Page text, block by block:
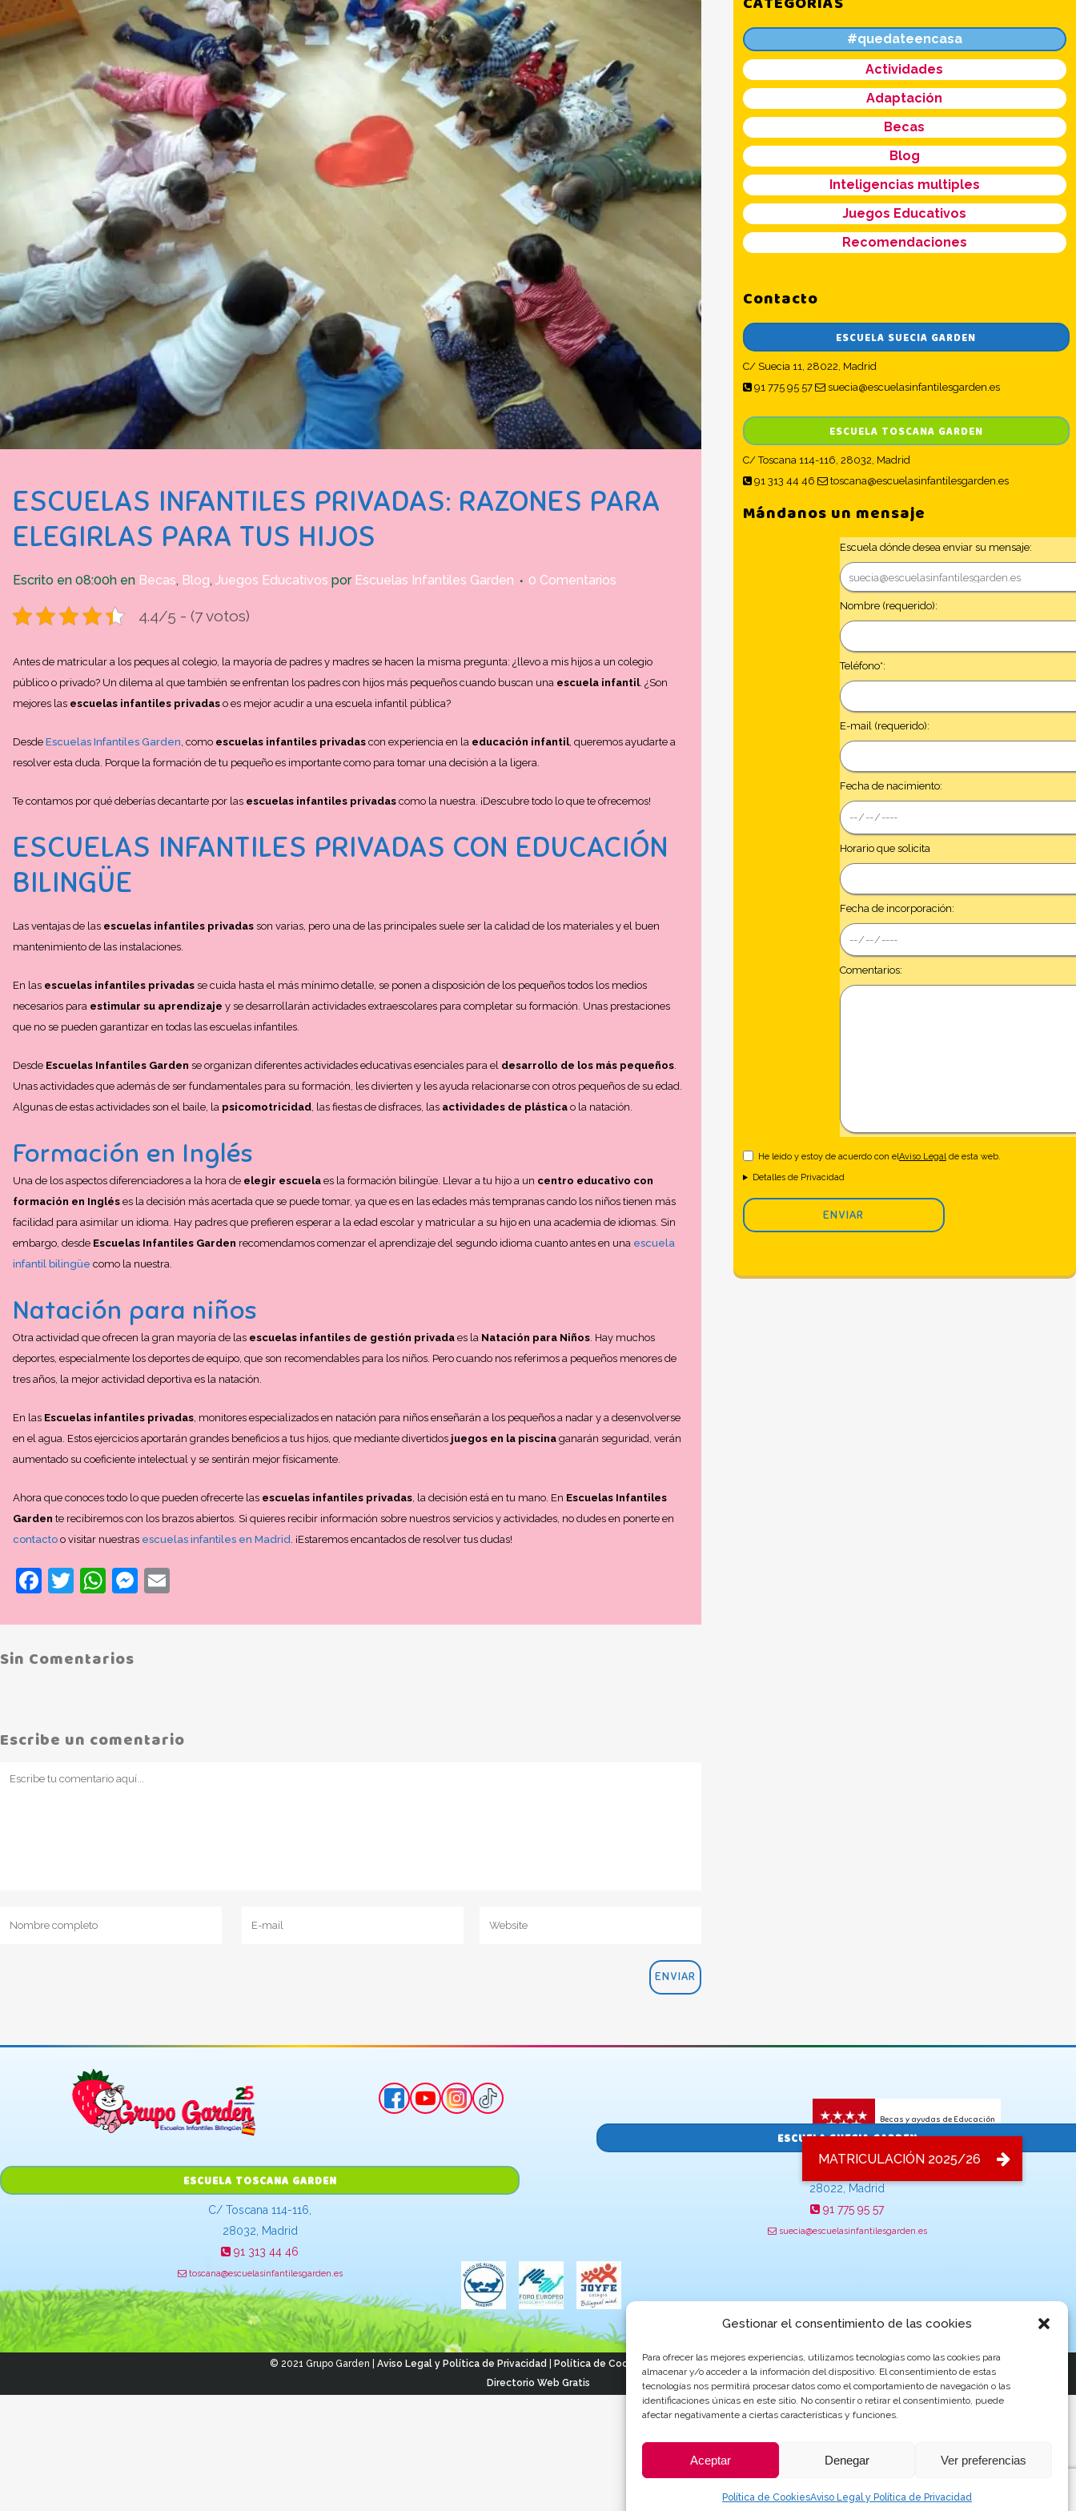
Gestionar el consentimiento de las cookies
Para ofrecer las mejores experiencias, utilizamos tecnologías como las cookies para
almacenar y/o acceder a la información del dispositivo. El consentimiento de estas
tecnologías nos permitirá procesar datos como el comportamiento de navegación o las
identificaciones únicas en este sitio. No consentir o retirar el consentimiento, puede
afectar negativamente a ciertas características y funciones.
Aceptar Denegar Ver preferencias
Política de CookiesAviso Legal y Política de Privacidad
ESCUELAS INFANTILES PRIVADAS: RAZONES PARA
ELEGIRLAS PARA TUS HIJOS
Escrito en 08:00h en Becas, Blog, Juegos Educativos por Escuelas Infantiles Garden 0 Comentarios
4.4/5 - (7 votos)
Antes de matricular a los peques al colegio, la mayoría de padres y madres se hacen la misma pregunta: ¿llevo a mis hijos a un colegio
público o privado? Un dilema al que también se enfrentan los padres con hijos más pequeños cuando buscan una escuela infantil. ¿Son
mejores las escuelas infantiles privadas o es mejor acudir a una escuela infantil pública?
Desde Escuelas Infantiles Garden , como escuelas infantiles privadas con experiencia en la educación infantil, queremos ayudarte a
resolver esta duda. Porque la formación de tu pequeño es importante como para tomar una decisión a la ligera.
Te contamos por qué deberías decantarte por las escuelas infantiles privadas como la nuestra. ¡Descubre todo lo que te ofrecemos!
ESCUELAS INFANTILES PRIVADAS CON EDUCACIÓN
BILINGÜE
Las ventajas de las escuelas infantiles privadas son varias, pero una de las principales suele ser la calidad de los materiales y el buen
mantenimiento de las instalaciones.
En las escuelas infantiles privadas se cuida hasta el más mínimo detalle, se ponen a disposición de los pequeños todos los medios
necesarios para estimular su aprendizaje y se desarrollarán actividades extraescolares para completar su formación. Unas prestaciones
que no se pueden garantizar en todas las escuelas infantiles.
Desde Escuelas Infantiles Garden se organizan diferentes actividades educativas esenciales para el desarrollo de los más pequeños
Unas actividades que además de ser fundamentales para su formación, les divierten y les ayuda relacionarse con otros pequeños de su edad.
Algunas de estas actividades son el baile, la psicomotricidad , las fiestas de disfraces, las actividades de plástica o la natación.
Formación en Inglés
Una de los aspectos diferenciadores a la hora de elegir escuela es la formación bilingüe. Llevar a tu hijo a un centro educativo con
formación en Inglés es la decisión más acertada que se puede tomar, ya que es en las edades más tempranas cando los niños tienen más
facilidad para asimilar un idioma. Hay padres que prefieren esperar a la edad escolar y matricular a su hijo en una academia de idiomas. Sin
embargo, desde Escuelas Infantiles Garden recomendamos comenzar el aprendizaje del segundo idioma cuanto antes en una escuela
infantil bilingüe como la nuestra.
Natación para niños
Otra actividad que ofrecen la gran mayoría de las escuelas infantiles de gestión privada es la Natación para Niños . Hay muchos
deportes, especialmente los deportes de equipo, que son recomendables para los niños. Pero cuando nos referimos a pequeños menores de
tres años, la mejor actividad deportiva es la natación.
En las Escuelas infantiles privadas , monitores especializados en natación para niños enseñarán a los pequeños a nadar y a desenvolverse
en el agua. Estos ejercicios aportarán grandes beneficios a tus hijos, que mediante divertidos juegos en la piscina ganarán seguridad, verán
aumentado su coeficiente intelectual y se sentirán mejor físicamente.
Ahora que conoces todo lo que pueden ofrecerte las escuelas infantiles privadas , la decisión está en tu mano. En Escuelas Infantiles
Garden te recibiremos con los brazos abiertos. Si quieres recibir información sobre nuestros servicios y actividades, no dudes en ponerte en
contacto o visitar nuestras escuelas infantiles en Madrid . ¡Estaremos encantados de resolver tus dudas!
Facebook
Twitter
WhatsApp
Messenger
Sin Comentarios
Escribe un comentario
#quedateencasa
Actividades
Adaptación
Becas
Blog
Inteligencias multiples
Juegos Educativos
Recomendaciones
Contacto
ESCUELA SUECIA GARDEN
C/ Suecia 11, 28022, Madrid
91 775 95 57
suecia@escuelasinfantilesgarden.es
ESCUELA TOSCANA GARDEN
C/ Toscana 114-116, 28032, Madrid
91 313 44 46
toscana@escuelasinfantilesgarden.es
Mándanos un mensaje
Escuela dónde desea enviar su mensaje:
Nombre (requerido):
Teléfono*:
E-mail (requerido):
Fecha de nacimiento:
Horario que solicita
Fecha de incorporación:
Comentarios:
He leido y estoy de acuerdo con elAviso Legalde esta web.
Detalles de Privacidad
ESCUELA TOSCANA GARDEN
C/ Toscana 114-116,
28032, Madrid
91 313 44 46
toscana@escuelasinfantilesgarden.es
ESCUELA SUECIA GARDEN
C/ Suecia 11,
28022, Madrid
91 775 95 57
suecia@escuelasinfantilesgarden.es
Becas y ayudas de Educación
© 2021 Grupo Garden | Aviso Legal y Política de Privacidad Política de Cookies | Página creada porProvidersWeb
Directorio Web Gratis